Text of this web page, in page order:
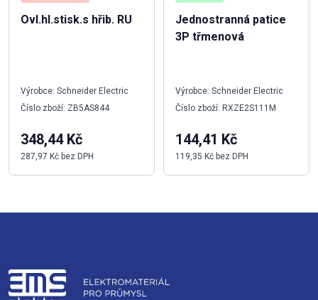
Ovl.hl.stisk.s hřib. RU
Výrobce: Schneider Electric
Číslo zboží: ZB5AS844
348,44 Kč
287,97 Kč bez DPH
Jednostranná patice
3P třmenová
Výrobce: Schneider Electric
Číslo zboží: RXZE2S111M
144,41 Kč
119,35 Kč bez DPH